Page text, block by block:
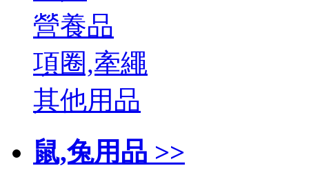
營養品
項圈,牽繩
其他用品
鼠,兔用品 >>